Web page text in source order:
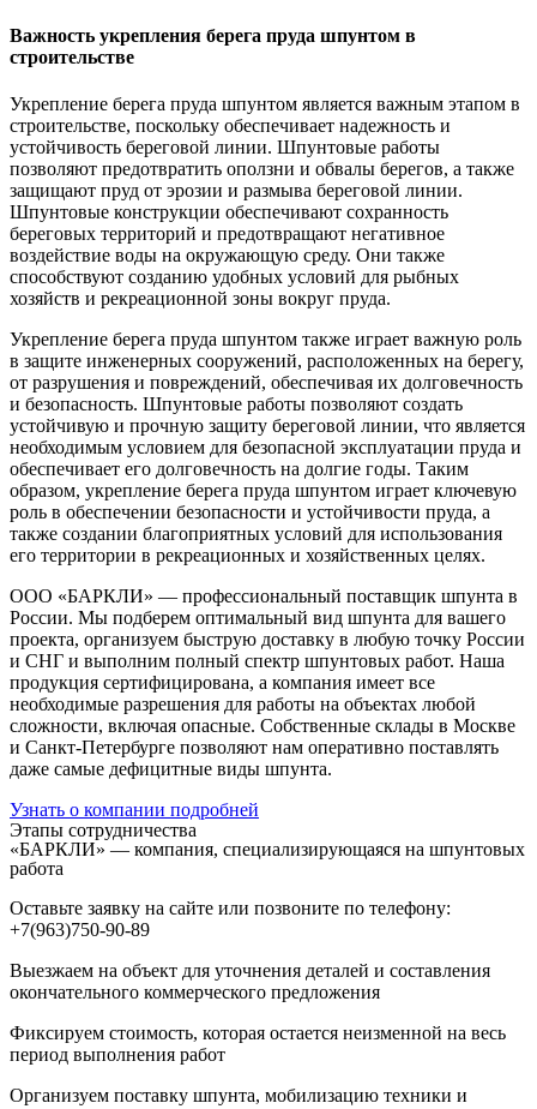
Важность укрепления берега пруда шпунтом в
строительстве
Укрепление берега пруда шпунтом является важным этапом в
строительстве, поскольку обеспечивает надежность и
устойчивость береговой линии. Шпунтовые работы
позволяют предотвратить оползни и обвалы берегов, а также
защищают пруд от эрозии и размыва береговой линии.
Шпунтовые конструкции обеспечивают сохранность
береговых территорий и предотвращают негативное
воздействие воды на окружающую среду. Они также
способствуют созданию удобных условий для рыбных
хозяйств и рекреационной зоны вокруг пруда.
Укрепление берега пруда шпунтом также играет важную роль
в защите инженерных сооружений, расположенных на берегу,
от разрушения и повреждений, обеспечивая их долговечность
и безопасность. Шпунтовые работы позволяют создать
устойчивую и прочную защиту береговой линии, что является
необходимым условием для безопасной эксплуатации пруда и
обеспечивает его долговечность на долгие годы. Таким
образом, укрепление берега пруда шпунтом играет ключевую
роль в обеспечении безопасности и устойчивости пруда, а
также создании благоприятных условий для использования
его территории в рекреационных и хозяйственных целях.
ООО «БАРКЛИ» — профессиональный поставщик шпунта в
России. Мы подберем оптимальный вид шпунта для вашего
проекта, организуем быструю доставку в любую точку России
и СНГ и выполним полный спектр шпунтовых работ. Наша
продукция сертифицирована, а компания имеет все
необходимые разрешения для работы на объектах любой
сложности, включая опасные. Собственные склады в Москве
и Санкт-Петербурге позволяют нам оперативно поставлять
даже самые дефицитные виды шпунта.
Узнать о компании подробней
Этапы сотрудничества
«БАРКЛИ» — компания, специализирующаяся на шпунтовых
работа
Оставьте заявку на сайте или позвоните по телефону:
+7(963)750-90-89
Выезжаем на объект для уточнения деталей и составления
окончательного коммерческого предложения
Фиксируем стоимость, которая остается неизменной на весь
период выполнения работ
Организуем поставку шпунта, мобилизацию техники и